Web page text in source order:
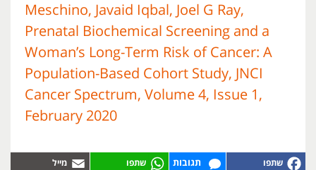
Meschino, Javaid Iqbal, Joel G Ray,
Prenatal Biochemical Screening and a
Woman’s Long-Term Risk of Cancer: A
Population-Based Cohort Study, JNCI
Cancer Spectrum, Volume 4, Issue 1,
February 2020
תגובות